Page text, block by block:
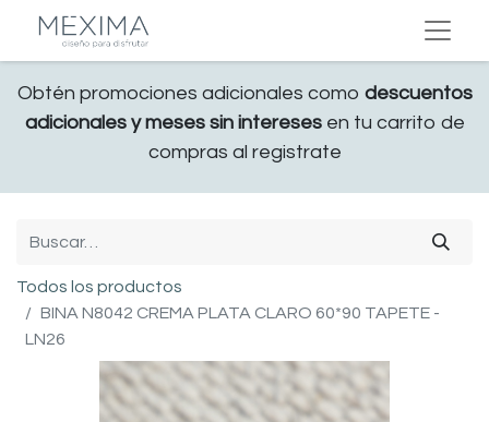
Obtén promociones adicionales como descuentos
adicionales y meses sin interesesen tu carrito de
compras al registrate
Todos los productos
BINA N8042 CREMA PLATA CLARO 60*90 TAPETE -
LN26